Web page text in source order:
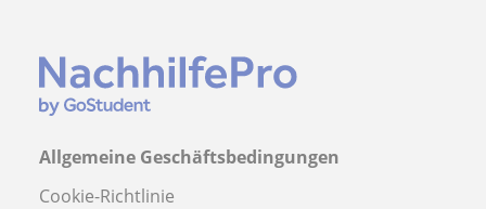
Allgemeine Geschäftsbedingungen
Cookie-Richtlinie